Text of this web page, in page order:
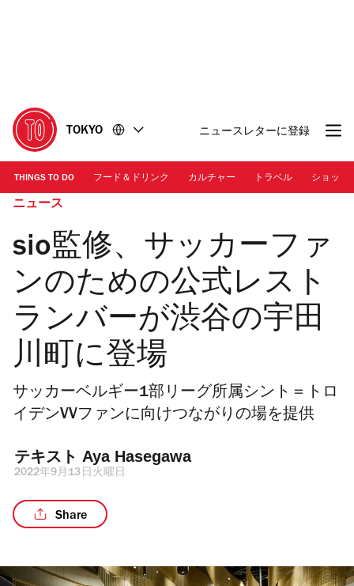
に
移
動
移
動
TOKYO ニュースレターに登録
THINGS TO DO フード＆ドリンク カルチャー トラベル ショッピ
ニュース
sio監修、サッカーファ
ンのための公式レスト
ランバーが渋谷の宇田
川町に登場
サッカーベルギー1部リーグ所属シント＝トロ
イデンVVファンに向けつながりの場を提供
テキスト Aya Hasegawa
2022年9月13日火曜日
Share